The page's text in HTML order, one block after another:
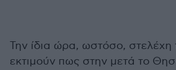
Την ίδια ώρα, ωστόσο, στελέχη
εκτιμούν πως στην μετά το